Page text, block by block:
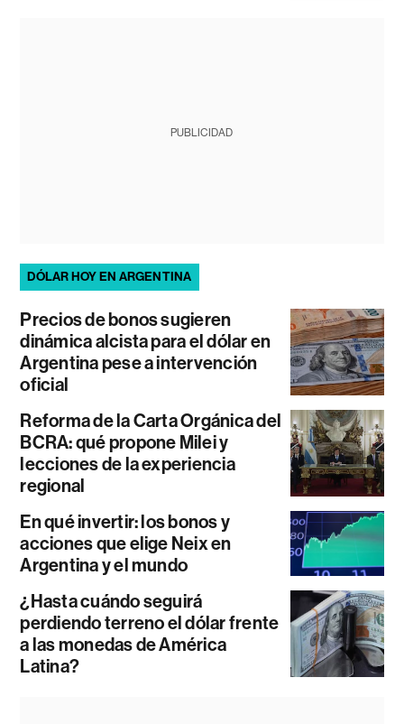
PUBLICIDAD
DÓLAR HOY EN ARGENTINA
Precios de bonos sugieren
dinámica alcista para el dólar en
Argentina pese a intervención
oficial
Reforma de la Carta Orgánica del
BCRA: qué propone Milei y
lecciones de la experiencia
regional
En qué invertir: los bonos y
acciones que elige Neix en
Argentina y el mundo
¿Hasta cuándo seguirá
perdiendo terreno el dólar frente
a las monedas de América
Latina?